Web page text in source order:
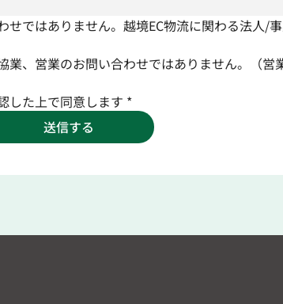
せではありません。越境EC物流に関わる法人/
業、営業のお問い合わせではありません。（営
した上で同意します *
送信する